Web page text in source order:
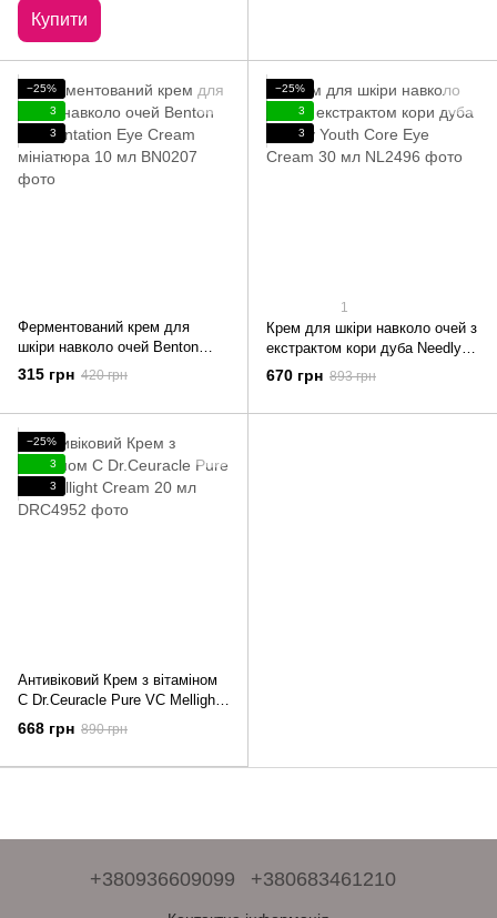
Купити
−25%
3
3
Ферментований крем для
шкіри навколо очей Benton
Fermentation Eye Cream
мініатюра 10 мл
315 грн 420 грн
−25%
3
3
1
Крем для шкіри навколо очей з
екстрактом кори дуба Needly
Youth Core Eye Cream 30 мл
670 грн 893 грн
−25%
3
3
Антивіковий Крем з вітаміном
С Dr.Ceuracle Pure VC Mellight
Cream 20 мл
668 грн 890 грн
+380936609099 +380683461210